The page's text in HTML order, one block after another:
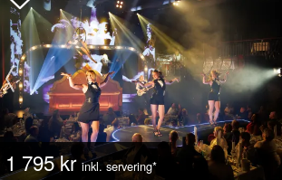
1 795 kr inkl. servering*